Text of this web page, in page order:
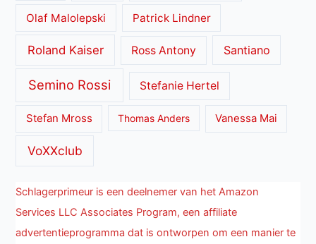
Olaf Malolepski Patrick Lindner
Roland Kaiser Ross Antony Santiano
Semino Rossi Stefanie Hertel
Stefan Mross Thomas Anders Vanessa Mai
VoXXclub
Schlagerprimeur is een deelnemer van het Amazon
Services LLC Associates Program, een affiliate
advertentieprogramma dat is ontworpen om een manier te